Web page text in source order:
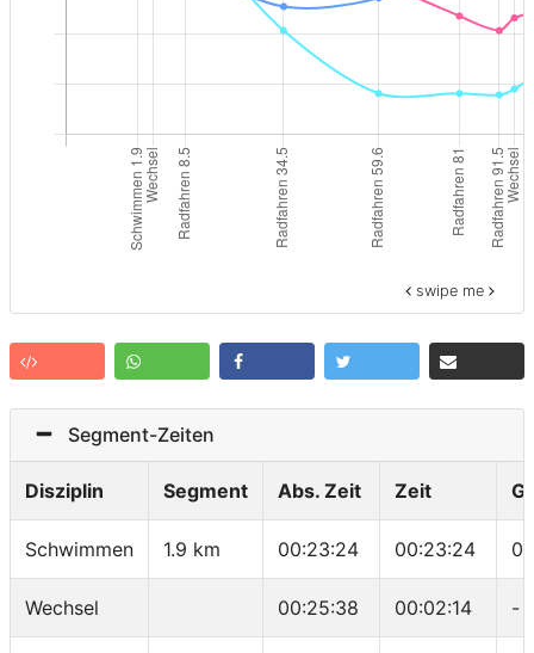
swipe me
Segment-Zeiten
Disziplin Segment Abs. Zeit Zeit
Schwimmen 1.9 km 00:23:24 00:23:24
Wechsel 00:25:38 00:02:14 -